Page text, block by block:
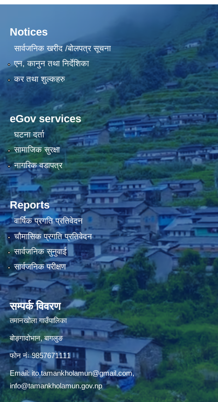
Notices
सार्वजनिक खरीद /बोलपत्र सूचना
एन, कानुन तथा निर्देशिका
कर तथा शुल्कहरु
eGov services
घटना दर्ता
सामाजिक सुरक्षा
नागरिक वडापत्र
Reports
वार्षिक प्रगति प्रतिवेदन
चौमासिक प्रगति प्रतिवेदन
सार्वजनिक सुनुवाई
सार्वजनिक परीक्षण
सम्पर्क विवरण
तमानखोला गाउँपालिका
बोङ्गादोभान, बागलुङ
फोन नंः 9857671111
Email: ito.tamankholamun@gmail.com,
info@tamankholamun.gov.np